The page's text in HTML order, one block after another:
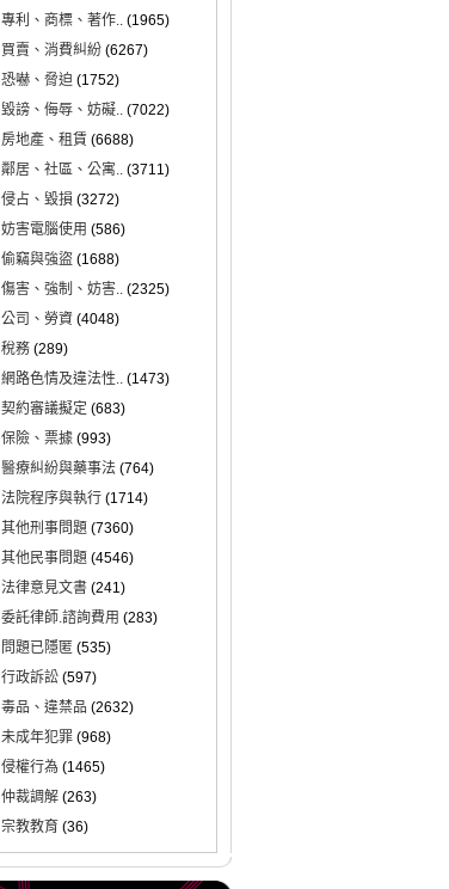
專利、商標、著作.. (1965)
買賣、消費糾紛 (6267)
恐嚇、脅迫 (1752)
毀謗、侮辱、妨礙.. (7022)
房地產、租賃 (6688)
鄰居、社區、公寓.. (3711)
侵占、毀損 (3272)
妨害電腦使用 (586)
偷竊與強盜 (1688)
傷害、強制、妨害.. (2325)
公司、勞資 (4048)
稅務 (289)
網路色情及違法性.. (1473)
契約審議擬定 (683)
保險、票據 (993)
醫療糾紛與藥事法 (764)
法院程序與執行 (1714)
其他刑事問題 (7360)
其他民事問題 (4546)
法律意見文書 (241)
委託律師.諮詢費用 (283)
問題已隱匿 (535)
行政訴訟 (597)
毒品、違禁品 (2632)
未成年犯罪 (968)
侵權行為 (1465)
仲裁調解 (263)
宗教教育 (36)